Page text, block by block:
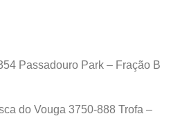
Passadouro Park – Fração B
do Vouga 3750-888 Trofa –